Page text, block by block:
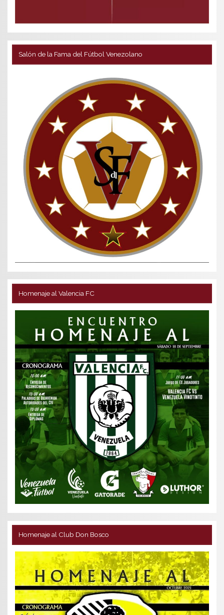
Salón de la Fama del Fútbol Venezolano
Homenaje al Valencia FC
Homenaje al Club Don Bosco